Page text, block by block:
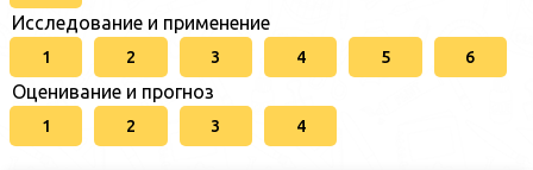
Исследование и применение
1 2 3 4 5 6
Оценивание и прогноз
1 2 3 4